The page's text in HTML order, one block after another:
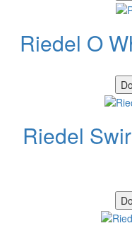
Riedel O
Riedel